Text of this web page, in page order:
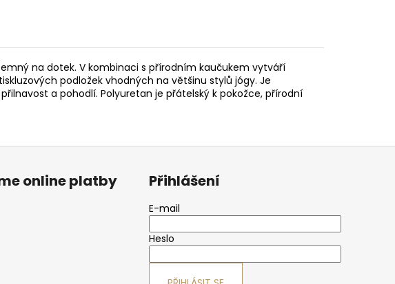
na dotek. V kombinaci s přírodním kaučukem vytváří
podložek vhodných na většinu stylů jógy. Je
a pohodlí. Polyuretan je přátelský k pokožce, přírodní
online platby Přihlášení
E-mail
Heslo